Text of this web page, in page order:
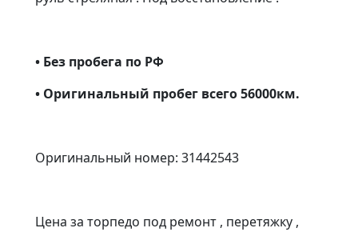
• Без пробега по РФ
• Оригинальный пробег всего 56000км.
Оригинальный номер: 31442543
Цена за торпедо под ремонт , перетяжку ,